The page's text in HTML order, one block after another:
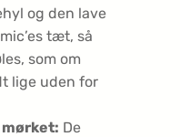
og den lave
tæt, så
som om
lige uden for
De